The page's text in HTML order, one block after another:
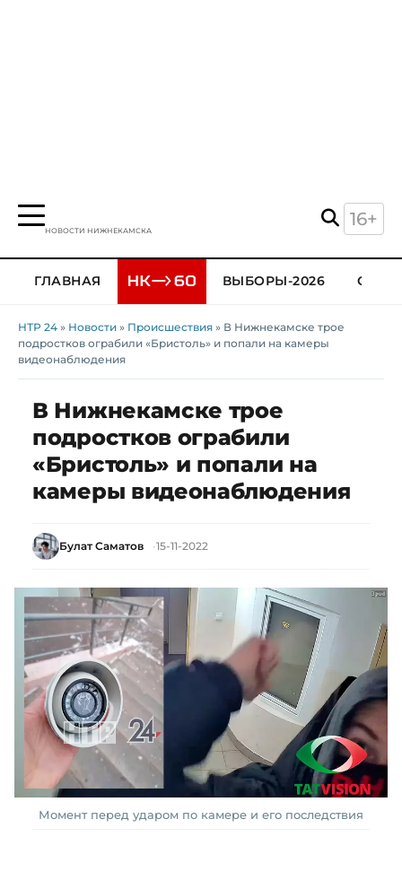
НОВОСТИ НИЖНЕКАМСКА
16+
ГЛАВНАЯ ВЫБОРЫ-2026
НТР 24 » Новости » Происшествия » В Нижнекамске трое
подростков ограбили «Бристоль» и попали на камеры
видеонаблюдения
В Нижнекамске трое
подростков ограбили
«Бристоль» и попали на
камеры видеонаблюдения
Булат Саматов 15-11-2022
Момент перед ударом по камере и его последствия